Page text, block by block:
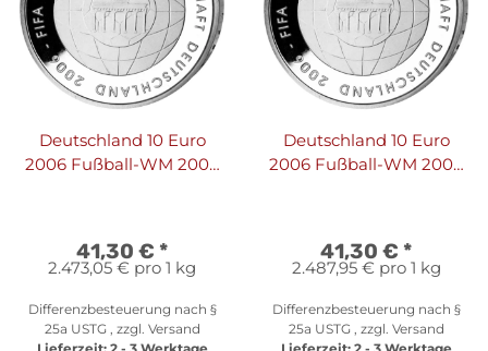
Deutschland 10 Euro
2006 Fußball-WM 2006
41,30 € *
2.473,05 € pro 1 kg
Differenzbesteuerung nach §
25a USTG , zzgl. Versand
Deutschland 10 Euro
2006 Fußball-WM 2006
41,30 € *
2.487,95 € pro 1 kg
Differenzbesteuerung nach §
25a USTG , zzgl. Versand